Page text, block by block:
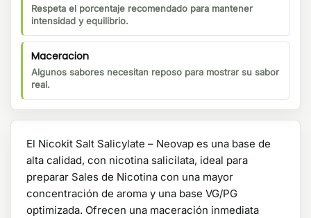
Respeta el porcentaje recomendado para mantener
intensidad y equilibrio.
Maceracion
Algunos sabores necesitan reposo para mostrar su sabor
real.
El Nicokit Salt Salicylate – Neovap es una base de
alta calidad, con nicotina salicilata, ideal para
preparar Sales de Nicotina con una mayor
concentración de aroma y una base VG/PG
optimizada. Ofrecen una maceración inmediata